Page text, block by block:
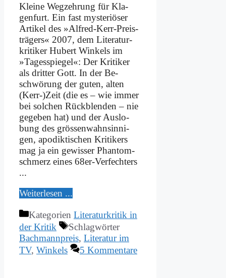
Klei­ne Weg­zeh­rung für Kla­
gen­furt. Ein fast my­ste­riö­ser
Ar­ti­kel des »Al­f­red-Kerr-Prei­s­
trä­­gers« 2007, dem Li­te­ra­tur­
kri­ti­ker Hu­bert Win­kels im
»Ta­ges­spie­gel«: Der Kri­ti­ker
als drit­ter Gott. In der Be­
schwö­rung der gu­ten, al­ten
(Kerr-)Zeit (die es – wie im­mer
bei sol­chen Rück­blen­den – nie
ge­ge­ben hat) und der Aus­lo­
bung des grö­ssen­wahn­sin­ni­
gen, apo­dik­ti­schen Kri­ti­kers
mag ja ein ge­wis­ser Phan­tom­
schmerz ei­nes 68er-Ver­­­fech­ters
...
Wei­ter­le­sen ...
Kategorien Literaturkritik in
der Kritik
Schlagwörter
Bachmannpreis, Literatur im
TV, Winkels 5 Kommentare